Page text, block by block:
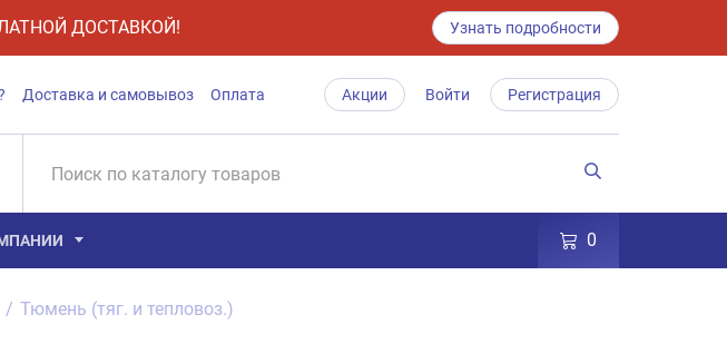
ДОСТАВКОЙ! Узнать подробности
Доставка и самовывоз Оплата Акции Войти Регистрация
0
/ Тюмень (тяг. и тепловоз.)